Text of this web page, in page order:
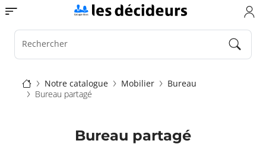
Aller
au
contenu
principal
Toggle navigation
Rechercher
Fil
d'Ariane
Notre catalogue Mobilier
Bureau
Bureau partagé
Bureau partagé